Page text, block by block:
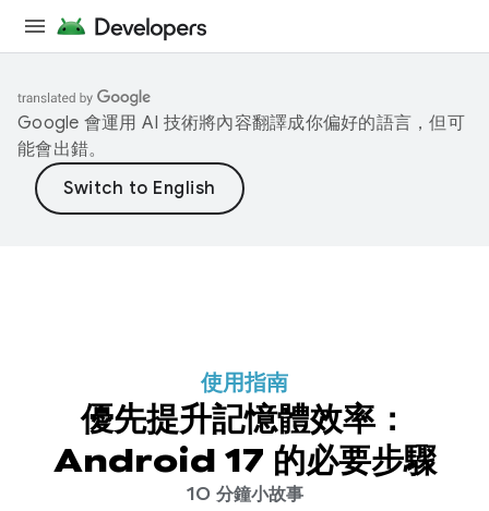
Google 會運用 AI 技術將內容翻譯成你偏好的語言，但可
能會出錯。
使用指南
優先提升記憶體效率：
Android 17 的必要步驟
10 分鐘小故事